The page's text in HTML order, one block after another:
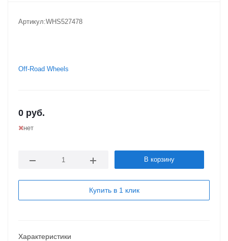
Артикул:WHS527478
Off-Road Wheels
0 руб.
нет
В корзину
Купить в 1 клик
Характеристики